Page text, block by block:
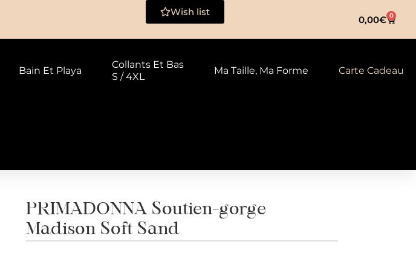
Wish list
0,00€ 0
Bain Et Playa
Collants Et Bas
S / 4XL
Ma Taille, Ma Forme Carte Cadeau
PRIMADONNA Soutien-gorge
Madison Soft Sand